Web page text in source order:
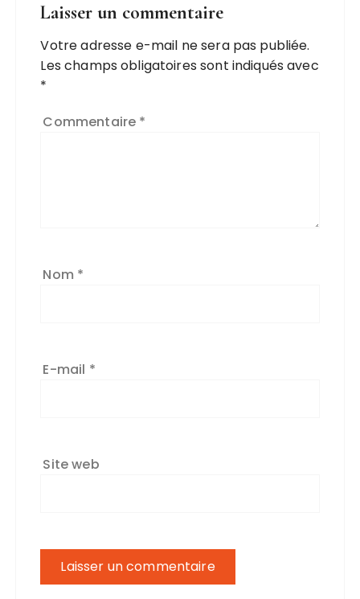
Laisser un commentaire
Votre adresse e-mail ne sera pas publiée.
Les champs obligatoires sont indiqués avec
*
Commentaire *
Nom *
E-mail *
Site web